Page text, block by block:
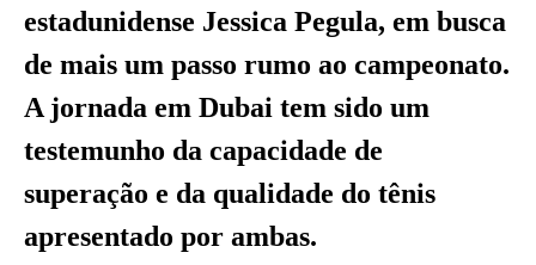
estadunidense Jessica Pegula, em busca
de mais um passo rumo ao campeonato.
A jornada em Dubai tem sido um
testemunho da capacidade de
superação e da qualidade do tênis
apresentado por ambas.